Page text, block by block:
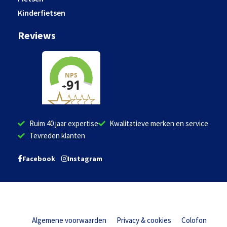
Kinderfietsen
Reviews
Ruim 40 jaar expertise
Kwalitatieve merken en service
Tevreden klanten
Facebook Instagram
Algemene voorwaarden Privacy & cookies Colofon